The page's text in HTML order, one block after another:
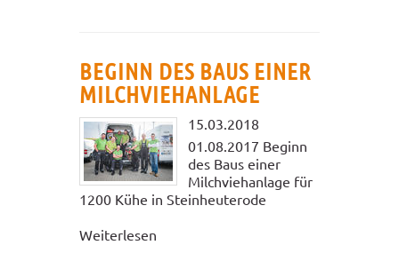
BEGINN DES BAUS EINER
MILCHVIEHANLAGE
15.03.2018
01.08.2017 Beginn
des Baus einer
Milchviehanlage für
1200 Kühe in Steinheuterode
Weiterlesen